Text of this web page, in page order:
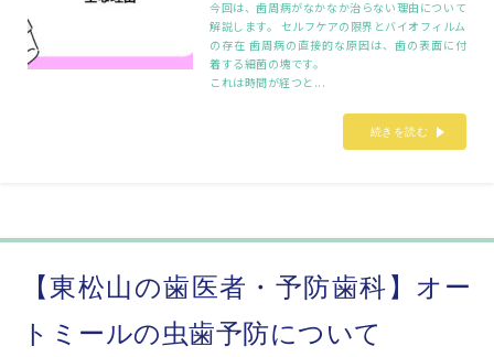
今回は、歯周病がなかなか治らない理由について
解説します。 セルフケアの限界とバイオフィルム
の存在 歯周病の直接的な原因は、歯の表面に付
着する細菌の塊です。
これは時間が経つと...
続きを読む
【東松山の歯医者・予防歯科】オー
トミールの虫歯予防について